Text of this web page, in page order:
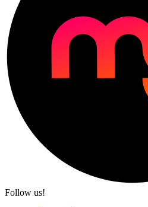
Follow us!